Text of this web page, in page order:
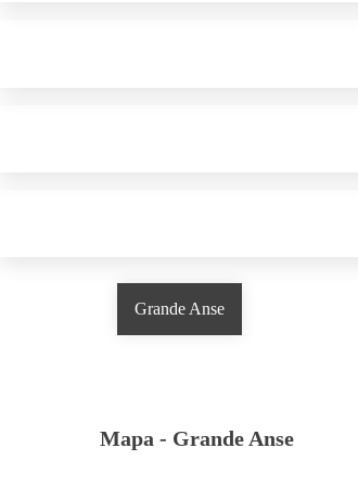
Grande Anse
Mapa - Grande Anse